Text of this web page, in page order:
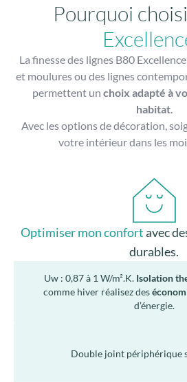
Pourquoi
La finesse des lignes B80
et moulures ou des lignes
permettent un choix adapté à
habitat.
Avec les options de décoration,
votre intérieur dans les
Optimiser mon confortavec
durables.
Uw : 0,87 à 1 W/m².K. Isolation
comme hiver réalisez des
d’énergie.
Double joint périphérique